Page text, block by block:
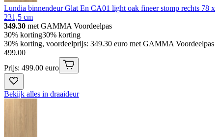
Lundia binnendeur Glat En CA01 light oak fineer stomp rechts 78 x
231,5 cm
349.30 met GAMMA Voordeelpas
30% korting30% korting
30% korting, voordeelprijs: 349.30 euro met GAMMA Voordeelpas
499.00
Prijs: 499.00 euro
Bekijk alles in draaideur